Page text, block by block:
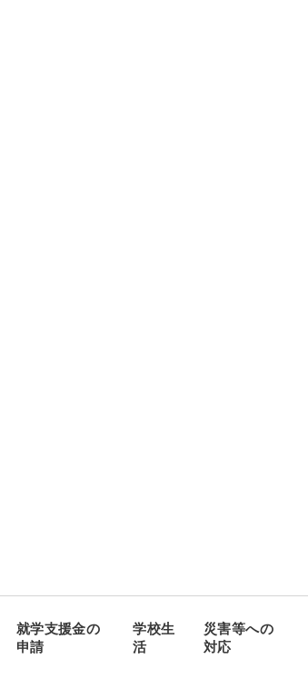
就学支援金の
申請
学校生
活
災害等への
対応